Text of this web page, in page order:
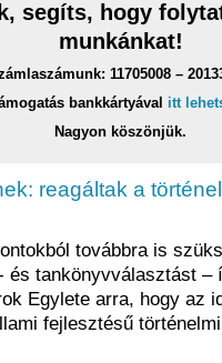
segíts, hogy
munkánkat!
11705008 –
bankkártyával itt
Nagyon köszönjük.
reagáltak a
továbbra is
és tankönyvválasztást –
Egylete arra, hogy az
fejlesztésű